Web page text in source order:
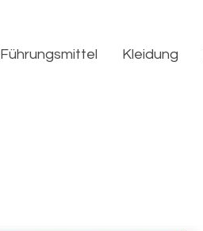
Führungsmittel Kleidung